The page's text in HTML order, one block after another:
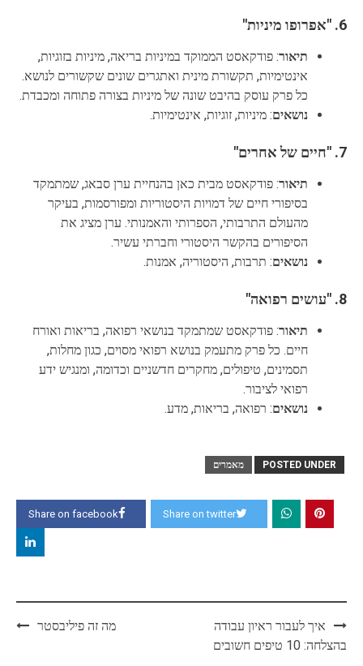
6. "אפרופו מיניות"
תיאור: פודקאסט הממוקד במיניות בריאה, מיניות בזוגיות,
אינטימיות, תקשורת מינית ואתגרים שונים שקשורים לנושא.
כל פרק עוסק בהיבט שונה של מיניות בצורה פתוחה ומכבדת.
נושאים: מיניות, זוגיות, אינטימיות.
7. "חיים של אחרים"
תיאור: פודקאסט מבית כאן בהנחיית ערן סבאג, שמתמקד
בסיפורי חיים של דמויות היסטוריות ומפורסמות, בעיקר
מהעולם התרבותי, הספרותי והאמנותי. ערן מציג את
הסיפורים בהקשר היסטורי וחברתי עשיר.
נושאים: תרבות, היסטוריה, אמנות.
8. "עושים רפואה"
תיאור: פודקאסט שמתמקד בנושאי רפואה, בריאות ואורח
חיים. כל פרק מתעמק בנושא רפואי מסוים, כגון מחלות,
תסמינים, טיפולים, מחקרים חדשניים וכדומה, ומנגיש ידע
רפואי לציבור.
נושאים: רפואה, בריאות, מדע.
POSTED UNDER מאמרים
Share on facebook Share on twitter
Post
navigation
איך לעבור ראיון עבודה
בהצלחה: 10 טיפים חשובים
מה זה פיליבסטר